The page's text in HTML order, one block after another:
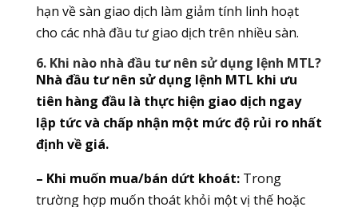
hạn về sàn giao dịch làm giảm tính linh hoạt
cho các nhà đầu tư giao dịch trên nhiều sàn.
6. Khi nào nhà đầu tư nên sử dụng lệnh MTL?
Nhà đầu tư nên sử dụng lệnh MTL khi ưu
tiên hàng đầu là thực hiện giao dịch ngay
lập tức và chấp nhận một mức độ rủi ro nhất
định về giá.
– Khi muốn mua/bán dứt khoát:Trong
trường hợp muốn thoát khỏi một vị thế hoặc